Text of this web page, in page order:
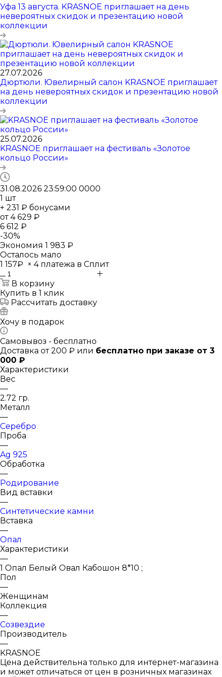
Уфа 13 августа. KRASNOE приглашает на день
невероятных скидок и презентацию новой
коллекции
27.07.2026
Дюртюли. Ювелирный салон KRASNOE приглашает
на день невероятных скидок и презентацию новой
коллекции
25.07.2026
KRASNOE приглашает на фестиваль «Золотое
кольцо России»
31.08.2026 23:59:00 0000
1 шт
+ 231 ₽ бонусами
от4 629 ₽
6 612 ₽
-30%
Экономия 1 983 ₽
Осталось мало
1 157₽ × 4 платежа в Сплит
В корзину
Купить в 1 клик
Рассчитать доставку
Хочу в подарок
Самовывоз - бесплатно
Доставка от 200 ₽ или бесплатно при заказе от 3
000 ₽
Характеристики
Вес
—
2.72 гр.
Металл
—
Серебро
Проба
—
Ag 925
Обработка
—
Родирование
Вид вставки
—
Синтетические камни
Вставка
—
Опал
Характеристики
—
1 Опал Белый Овал Кабошон 8*10 ;
Пол
—
Женщинам
Коллекция
—
Созвездие
Производитель
—
KRASNOE
Цена действительна только для интернет-магазина
и может отличаться от цен в розничных магазинах